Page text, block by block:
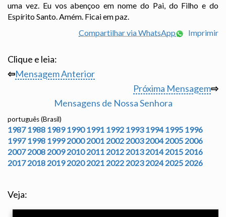
uma vez. Eu vos abençoo em nome do Pai, do Filho e do
Espírito Santo. Amém. Ficai em paz.
Compartilhar via WhatsApp
Imprimir
Clique e leia:
⇦Mensagem Anterior
Próxima Mensagem⇨
Mensagens de Nossa Senhora
português (Brasil)
1987 1988 1989 1990 1991 1992 1993 1994 1995 1996
1997 1998 1999 2000 2001 2002 2003 2004 2005 2006
2007 2008 2009 2010 2011 2012 2013 2014 2015 2016
2017 2018 2019 2020 2021 2022 2023 2024 2025 2026
Veja: